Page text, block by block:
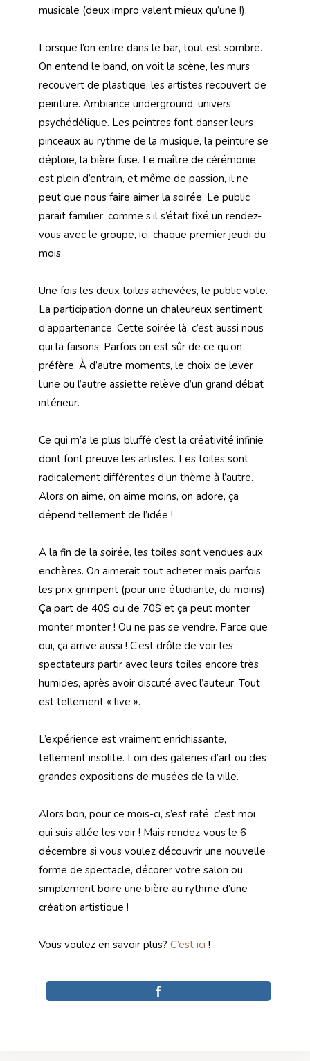
musicale (deux impro valent mieux qu’une !).
Lorsque l’on entre dans le bar, tout est sombre.
On entend le band, on voit la scène, les murs
recouvert de plastique, les artistes recouvert de
peinture. Ambiance underground, univers
psychédélique. Les peintres font danser leurs
pinceaux au rythme de la musique, la peinture se
déploie, la bière fuse. Le maître de cérémonie
est plein d’entrain, et même de passion, il ne
peut que nous faire aimer la soirée. Le public
parait familier, comme s’il s’était fixé un rendez-
vous avec le groupe, ici, chaque premier jeudi du
mois.
Une fois les deux toiles achevées, le public vote.
La participation donne un chaleureux sentiment
d’appartenance. Cette soirée là, c’est aussi nous
qui la faisons. Parfois on est sûr de ce qu’on
préfère. À d’autre moments, le choix de lever
l’une ou l’autre assiette relève d’un grand débat
intérieur.
Ce qui m’a le plus bluffé c’est la créativité infinie
dont font preuve les artistes. Les toiles sont
radicalement différentes d’un thème à l’autre.
Alors on aime, on aime moins, on adore, ça
dépend tellement de l’idée !
A la fin de la soirée, les toiles sont vendues aux
enchères. On aimerait tout acheter mais parfois
les prix grimpent (pour une étudiante, du moins).
Ça part de 40$ ou de 70$ et ça peut monter
monter monter ! Ou ne pas se vendre. Parce que
oui, ça arrive aussi ! C’est drôle de voir les
spectateurs partir avec leurs toiles encore très
humides, après avoir discuté avec l’auteur. Tout
est tellement « live ».
L’expérience est vraiment enrichissante,
tellement insolite. Loin des galeries d’art ou des
grandes expositions de musées de la ville.
Alors bon, pour ce mois-ci, s’est raté, c’est moi
qui suis allée les voir ! Mais rendez-vous le 6
décembre si vous voulez découvrir une nouvelle
forme de spectacle, décorer votre salon ou
simplement boire une bière au rythme d’une
création artistique !
Vous voulez en savoir plus? C’est ici !